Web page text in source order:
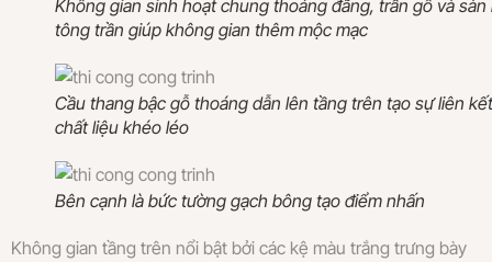
Không gian sinh hoạt chung thoáng đãng, trần gỗ và sàn
tông trần giúp không gian thêm mộc mạc
Cầu thang bậc gỗ thoáng dẫn lên tầng trên tạo sự liên kết
chất liệu khéo léo
Bên cạnh là bức tường gạch bông tạo điểm nhấn
Không gian tầng trên nổi bật bởi các kệ màu trắng trưng bày